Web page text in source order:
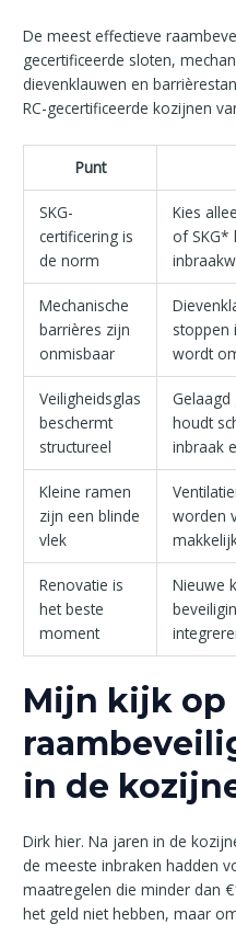
De meest effectieve
gecertificeerde sloten,
dievenklauwen en
RC-gecertificeerde kozijnen
Punt
SKG-
certificering is
de norm
Kies
of SKG*
Mechanische
barrières zijn
onmisbaar
stoppen
wordt
Veiligheidsglas
beschermt
structureel
Gelaagd
houdt
inbraak
Kleine ramen
zijn een blinde
vlek
worden
Renovatie is
het beste
moment
Nieuwe
Mijn kijk op
in de
Dirk hier. Na jaren in de
de meeste inbraken hadden
maatregelen die minder dan
het geld niet hebben, maar